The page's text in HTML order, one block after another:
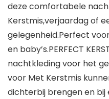
deze comfortabele
Kerstmis,verjaardag of
gelegenheid.Perfect
en baby’s.PERFECT
nachtkleding voor het
voor Met Kerstmis
dichterbij brengen en bij